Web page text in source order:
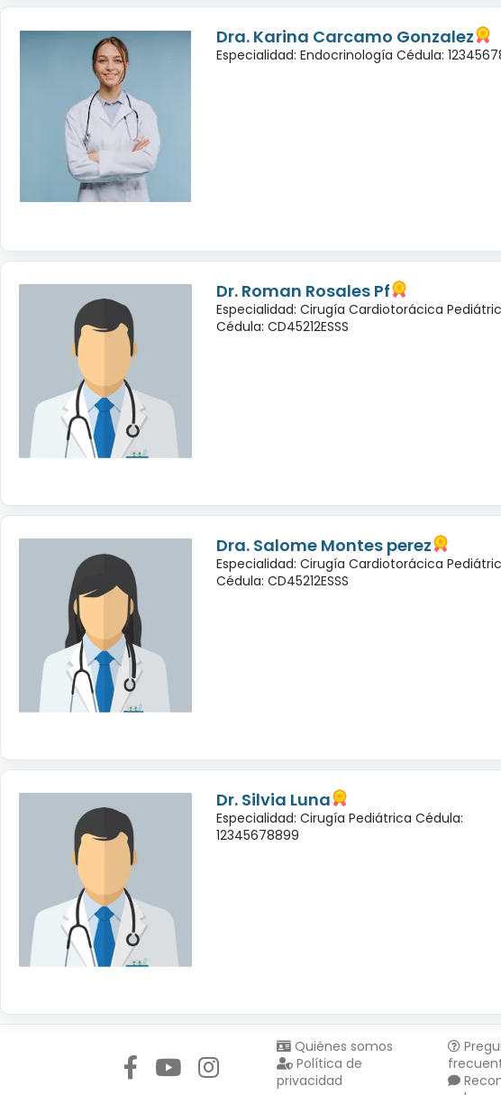
Dra. Karina Carcamo Gonzalez
Especialidad: Endocrinología Cédula:
Dr. Roman Rosales Pf
Especialidad: Cirugía Cardiotorácica
Cédula: CD45212ESSS
Dra. Salome Montes perez
Especialidad: Cirugía Cardiotorácica
Cédula: CD45212ESSS
Dr. Silvia Luna
Especialidad: Cirugía Pediátrica Cédula:
12345678899
Quiénes somos
Política de
privacidad